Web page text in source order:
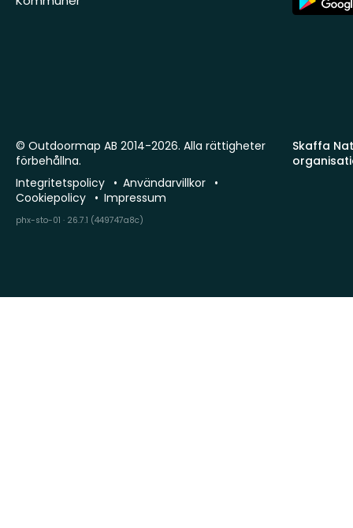
Store
Skaffa
© Outdoormap AB 2014-2026. Alla rättigheter
förbehållna.
Integritetspolicy
Användarvillkor
Cookiepolicy
Impressum
phx-sto-01 · 26.7.1 (449747a8c)